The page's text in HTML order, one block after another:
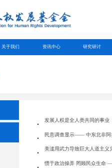
关于我们 资讯中心 研究研讨
发展人权是全人类共同的事业
民意调查显示—— 中东北非阿
美滥用武力导致巨大人道主
惯于政治操弄 罔顾民众生命